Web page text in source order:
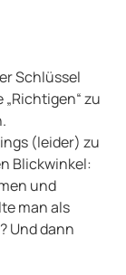
Schlüssel
zu
(leider) zu
Blickwinkel:
und
man als
Und dann